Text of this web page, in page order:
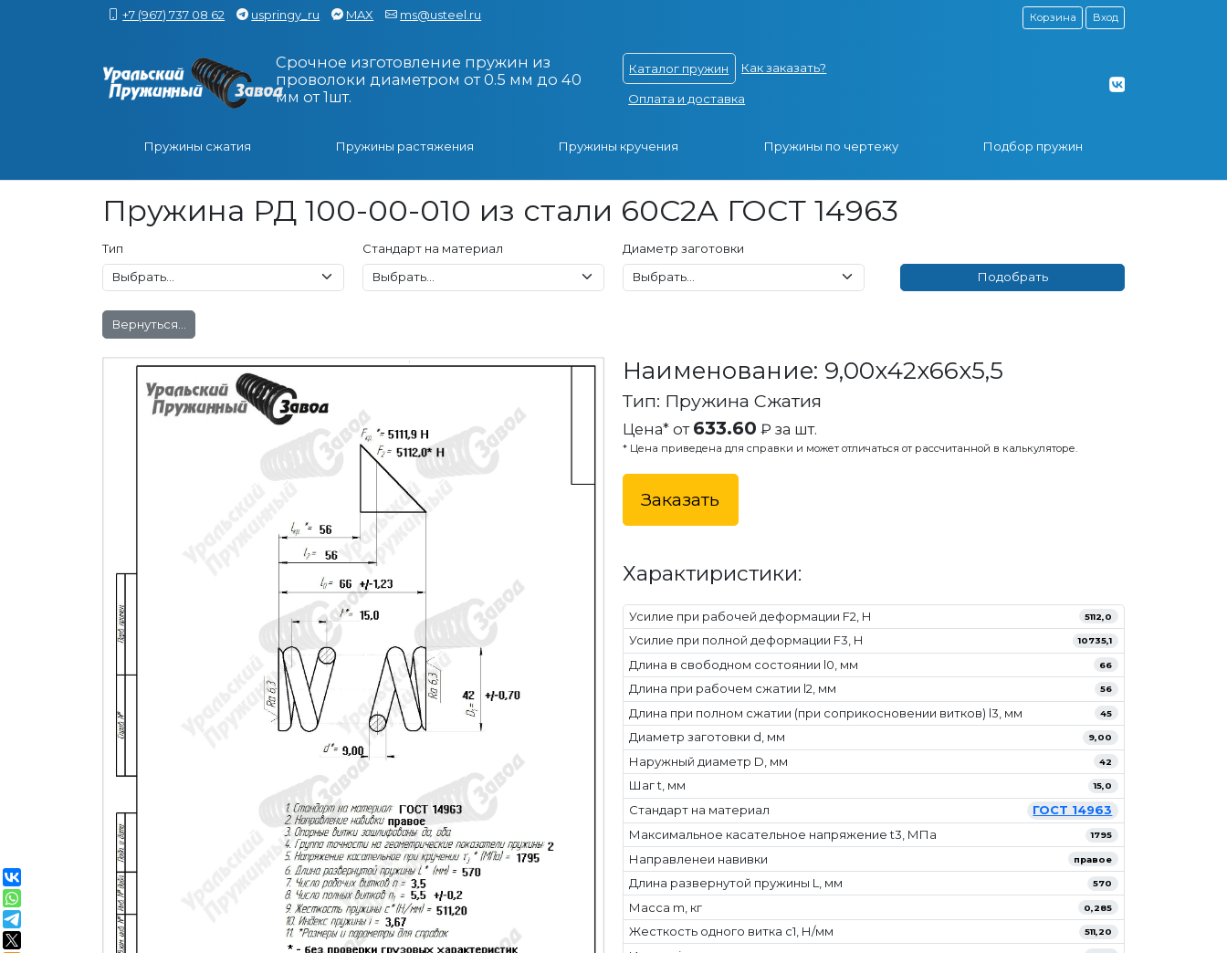
+7 (967) 737 08 62 uspringy_ru MAX ms@usteel.ru Корзина Вход
Срочное изготовление пружин из
проволоки диаметром от 0.5 мм до 40
мм от 1шт.
Каталог пружин Как заказать?
Оплата и доставка
Пружины сжатия Пружины растяжения Пружины кручения Пружины по чертежу Подбор пружин
Пружина РД 100-00-010 из стали 60С2А ГОСТ 14963
Тип Стандарт на материал Диаметр заготовки
Вернуться...
Наименование: 9,00x42x66x5,5
Тип: Пружина Сжатия
Цена* от 633.60 ₽ за шт.
* Цена приведена для справки и может отличаться от рассчитанной в калькуляторе.
Заказать
Характиристики:
Усилие при рабочей деформации F2, Н 5112,0
Усилие при полной деформации F3, Н 10735,1
Длина в свободном состоянии l0, мм 66
Длина при рабочем сжатии l2, мм 56
Длина при полном сжатии (при соприкосновении витков) l3, мм 45
Диаметр заготовки d, мм 9,00
Наружный диаметр D, мм 42
Шаг t, мм 15,0
Стандарт на материал
ГОСТ 14963
Максимальное касательное напряжение t3, МПа
1795
Направленеи навивки правое
Длина развернутой пружины L, мм 570
Масса m, кг 0,285
Жесткость одного витка c1, Н/мм 511,20